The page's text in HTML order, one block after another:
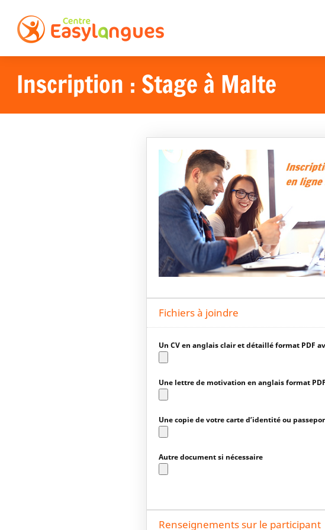
Inscription : Stage à Malte
Fichiers à joindre
Un CV en anglais clair et détaillé format PDF
Une lettre de motivation en anglais format PDF
Une copie de votre carte d’identité ou
Autre document si nécessaire
Renseignements sur le participant